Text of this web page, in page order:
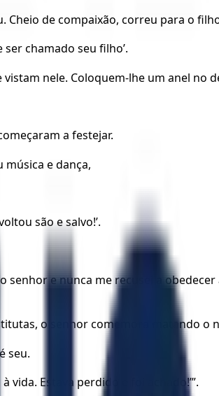
Cheio de compaixão, correu para o
ser chamado seu filho’.
vistam nele. Coloquem-lhe um anel no
a festejar.
música e dança,
são e salvo!’.
senhor e nunca me recusei a
o senhor comemora matando o
seu.
Estava perdido e foi achado!’”.